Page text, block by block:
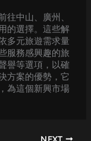
往中山、廣州、
的選擇。這些解
多元旅遊需求量
服務感興趣的旅
譽等選項，以確
方案的優勢，它
為這個新興市場
NEXT